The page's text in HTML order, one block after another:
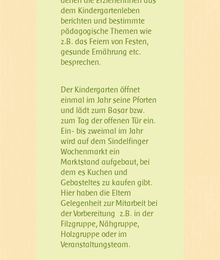
dem Kindergartenleben
berichten und bestimmte
pädagogische Themen wie
z.B. das Feiern von Festen,
gesunde Ernährung etc.
besprechen.
Der Kindergarten öffnet
einmal im Jahr seine Pforten
und lädt zum Basar bzw.
zum Tag der offenen Tür ein.
Ein- bis zweimal im Jahr
wird auf dem Sindelfinger
Wochenmarkt ein
Marktstand aufgebaut, bei
dem es Kuchen und
Gebasteltes zu kaufen gibt.
Hier haben die Eltern
Gelegenheit zur Mitarbeit bei
der Vorbereitung z.B. in der
Filzgruppe, Nähgruppe,
Holzgruppe oder im
Veranstaltungsteam.